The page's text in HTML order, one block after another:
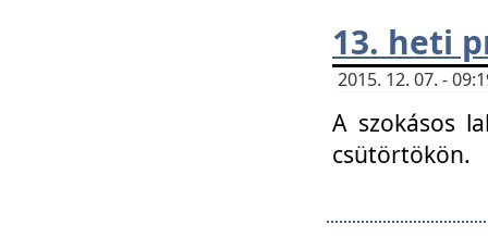
13. heti
2015. 12. 07. -
A szokásos
csütörtökön.